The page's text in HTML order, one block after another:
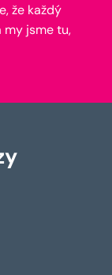
že každý
my jsme tu,